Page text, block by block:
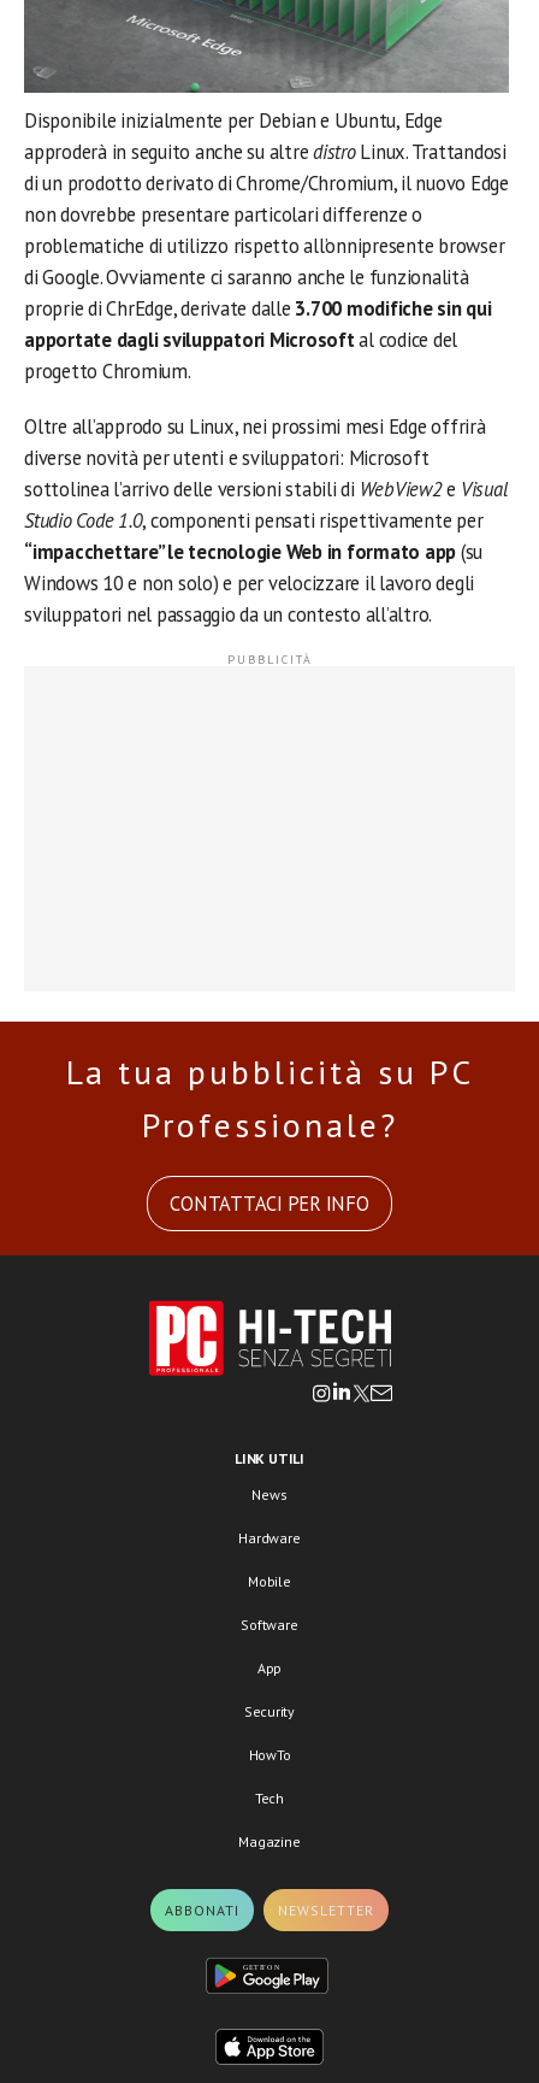
Disponibile inizialmente per Debian e Ubuntu, Edge
approderà in seguito anche su altredistroLinux. Trattandosi
di un prodotto derivato di Chrome/Chromium, il nuovo Edge
non dovrebbe presentare particolari differenze o
problematiche di utilizzo rispetto all’onnipresente browser
di Google. Ovviamente ci saranno anche le funzionalità
proprie di ChrEdge, derivate dalle 3.700 modifiche sin qui
apportate dagli sviluppatori Microsoftal codice del
progetto Chromium.
Oltre all’approdo su Linux, nei prossimi mesi Edge offrirà
diverse novità per utenti e sviluppatori: Microsoft
sottolinea l’arrivo delle versioni stabili di WebView2e Visual
Studio Code 1.0, componenti pensati rispettivamente per
“impacchettare” le tecnologie Web in formato app(su
Windows 10 e non solo) e per velocizzare il lavoro degli
sviluppatori nel passaggio da un contesto all’altro.
La tua pubblicità su PC
Professionale?
CONTATTACI PER INFO
LINK UTILI
News
Hardware
Mobile
Software
App
Security
HowTo
Tech
Magazine
ABBONATI NEWSLETTER